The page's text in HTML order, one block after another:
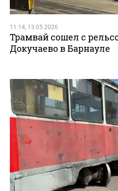
11:14, 13.05.2026
Трамвай сошел с
Докучаево в Барнауле